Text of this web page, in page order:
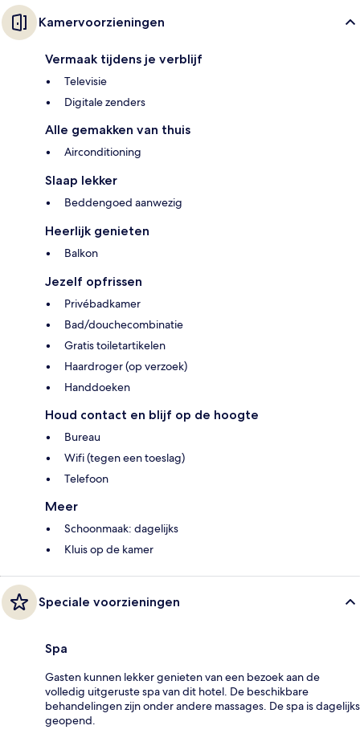
Kamervoorzieningen
Vermaak tijdens je verblijf
Televisie
Digitale zenders
Alle gemakken van thuis
Airconditioning
Slaap lekker
Beddengoed aanwezig
Heerlijk genieten
Balkon
Jezelf opfrissen
Privébadkamer
Bad/douchecombinatie
Gratis toiletartikelen
Haardroger (op verzoek)
Handdoeken
Houd contact en blijf op de hoogte
Bureau
Wifi (tegen een toeslag)
Telefoon
Meer
Schoonmaak: dagelijks
Kluis op de kamer
Speciale voorzieningen
Spa
Gasten kunnen lekker genieten van een bezoek aan de
volledig uitgeruste spa van dit hotel. De beschikbare
behandelingen zijn onder andere massages. De spa is dagelijks
geopend.